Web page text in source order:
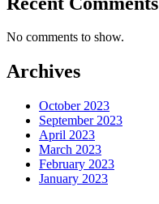
No comments to show.
Archives
October 2023
September 2023
April 2023
March 2023
February 2023
January 2023